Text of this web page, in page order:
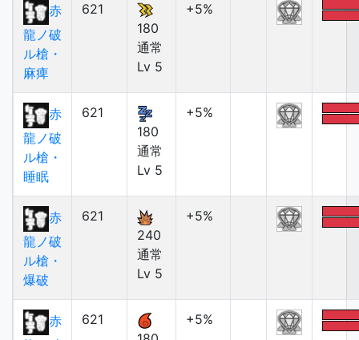
赤
龍ノ破
ル槍・
麻痺
621
180
通常
Lv 5
+5%
赤
龍ノ破
ル槍・
睡眠
621
180
通常
Lv 5
+5%
赤
龍ノ破
ル槍・
爆破
621
240
通常
Lv 5
+5%
赤
621
+5%